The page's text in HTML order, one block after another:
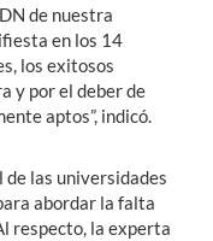
de nuestra
en los 14
los exitosos
y por el deber de
aptos”, indicó.
de las universidades
abordar la falta
respecto, la experta